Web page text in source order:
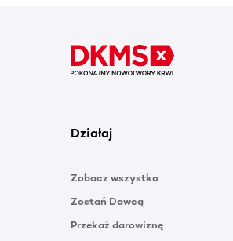
Działaj
Zobacz wszystko
Zostań Dawcą
Przekaż darowiznę